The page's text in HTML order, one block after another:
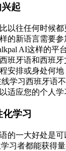
起
以往任何时候
的新语言需要
AI这样的平
班牙语和西班
安排或身处何
学习西班牙语
适应您的个人学
学习
的一大好处是可
习者都能获得